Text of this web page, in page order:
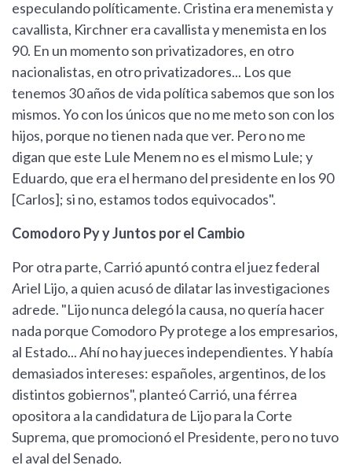
especulando políticamente. Cristina era menemista y
cavallista, Kirchner era cavallista y menemista en los
90. En un momento son privatizadores, en otro
nacionalistas, en otro privatizadores... Los que
tenemos 30 años de vida política sabemos que son los
mismos. Yo con los únicos que no me meto son con los
hijos, porque no tienen nada que ver. Pero no me
digan que este Lule Menem no es el mismo Lule; y
Eduardo, que era el hermano del presidente en los 90
[Carlos]; si no, estamos todos equivocados".
Comodoro Py y Juntos por el Cambio
Por otra parte, Carrió apuntó contra el juez federal
Ariel Lijo, a quien acusó de dilatar las investigaciones
adrede. "Lijo nunca delegó la causa, no quería hacer
nada porque Comodoro Py protege a los empresarios,
al Estado... Ahí no hay jueces independientes. Y había
demasiados intereses: españoles, argentinos, de los
distintos gobiernos", planteó Carrió, una férrea
opositora a la candidatura de Lijo para la Corte
Suprema, que promocionó el Presidente, pero no tuvo
el aval del Senado.